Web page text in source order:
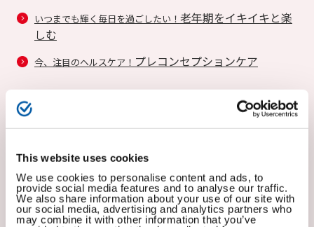
This website uses cookies
We use cookies to personalise content and ads, to
provide social media features and to analyse our traffic.
We also share information about your use of our site with
our social media, advertising and analytics partners who
may combine it with other information that you’ve
いつまでも輝く毎日を過ごしたい！ 老年期をイキイキと楽
しむ
今、注目のヘルスケア！ プレコンセプションケア
病気と治療に関する情報
DISEASES AND TREATMENTS